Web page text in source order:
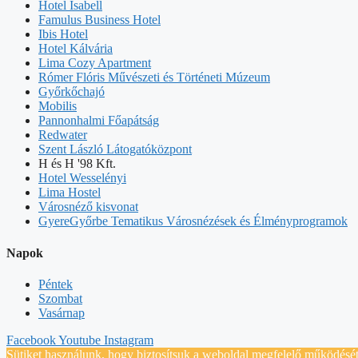
Hotel Isabell
Famulus Business Hotel
Ibis Hotel
Hotel Kálvária
Lima Cozy Apartment
Rómer Flóris Művészeti és Történeti Múzeum
Győrkőchajó
Mobilis
Pannonhalmi Főapátság
Redwater
Szent László Látogatóközpont
H és H '98 Kft.
Hotel Wesselényi
Lima Hostel
Városnéző kisvonat
GyereGyőrbe Tematikus Városnézések és Élményprogramok
Napok
Péntek
Szombat
Vasárnap
FacebookYoutube Instagram
Sütiket használunk, hogy biztosítsuk a weboldal megfelelő